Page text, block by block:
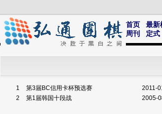
首页 最新
周刊
定式
1 第3届BC信用卡杯预选赛 2011-
2
第1届韩国十段战 2005-